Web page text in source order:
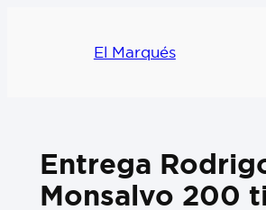
El Marqués
Entrega
Monsalvo 200